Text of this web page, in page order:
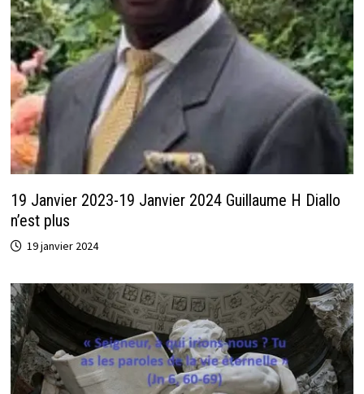
19 Janvier 2023-19 Janvier 2024 Guillaume H Diallo
n’est plus
19 janvier 2024